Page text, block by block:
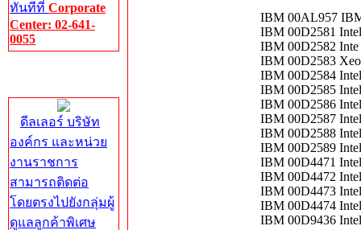
ทันทีที่ Corporate
Center: 02-641-
0055
ดีลเลอร์ บริษัท
องค์กร และหน่วย
งานราชการ
สามารถติดต่อ
โดยตรงไปยังกลุ่มผู้
ดูแลลูกค้าพิเศษ
IBM 00AL957
IBM 00D2581
IBM 00D2582
IBM 00D2583
IBM 00D2584
IBM 00D2585
IBM 00D2586
IBM 00D2587
IBM 00D2588
IBM 00D2589
IBM 00D4471
IBM 00D4472
IBM 00D4473
IBM 00D4474
IBM 00D9436